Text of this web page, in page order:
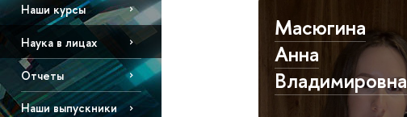
Наши курсы
Наука в лицах
Отчеты
Наши выпускники
Масюгина
Анна
Владимировна